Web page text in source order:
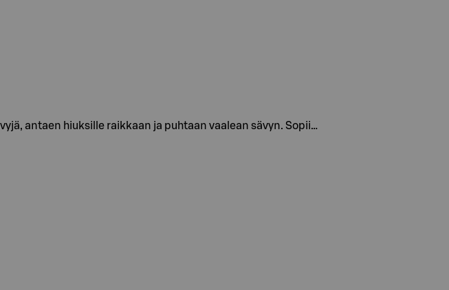
antaen hiuksille raikkaan ja puhtaan vaalean sävyn. Sopii…